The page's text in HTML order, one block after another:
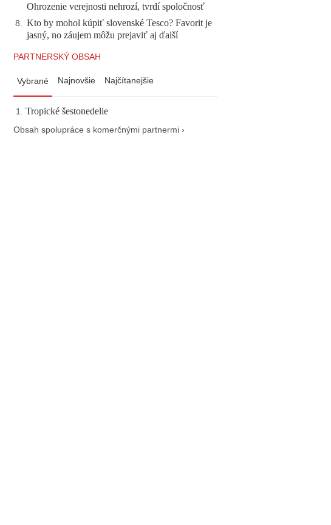
Ohrozenie verejnosti nehrozí, tvrdí spoločnosť
8. Kto by mohol kúpiť slovenské Tesco? Favorit je
jasný, no záujem môžu prejaviť aj ďalší
PARTNERSKÝ OBSAH
Vybrané Najnovšie Najčítanejšie
Tropické šestonedelie
Obsah spolupráce s komerčnými partnermi ›